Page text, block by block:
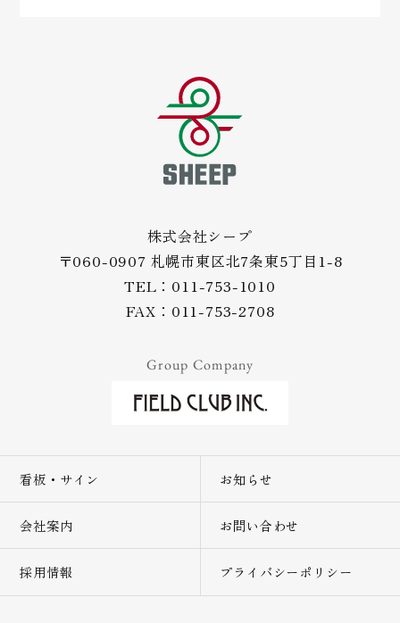
株式会社シープ
〒060-0907 札幌市東区北7条東5丁目1-8
TEL：011-753-1010
FAX：011-753-2708
Group Company
看板・サイン
会社案内
採用情報
お知らせ
お問い合わせ
プライバシーポリシー